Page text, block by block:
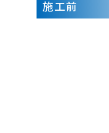
施工前